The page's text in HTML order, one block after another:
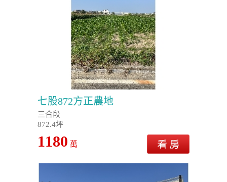
七股872方正農地
三合段
872.4坪
1180 萬